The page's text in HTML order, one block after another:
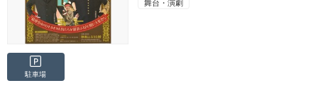
舞台・演劇
駐車場